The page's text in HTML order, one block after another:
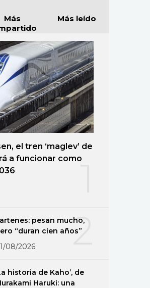
Más
Más leído
el tren ‘maglev’ de
a funcionar como
2
pesan mucho,
“duran cien años”
08/2026
historia de Kaho’, de
Haruki: una